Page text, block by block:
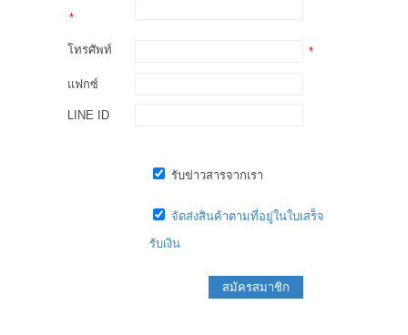
*
โทรศัพท์ *
แฟกซ์
LINE ID
รับข่าวสารจากเรา
จัดส่งสินค้าตามที่อยู่ในใบเสร็จ
รับเงิน
สมัครสมาชิก